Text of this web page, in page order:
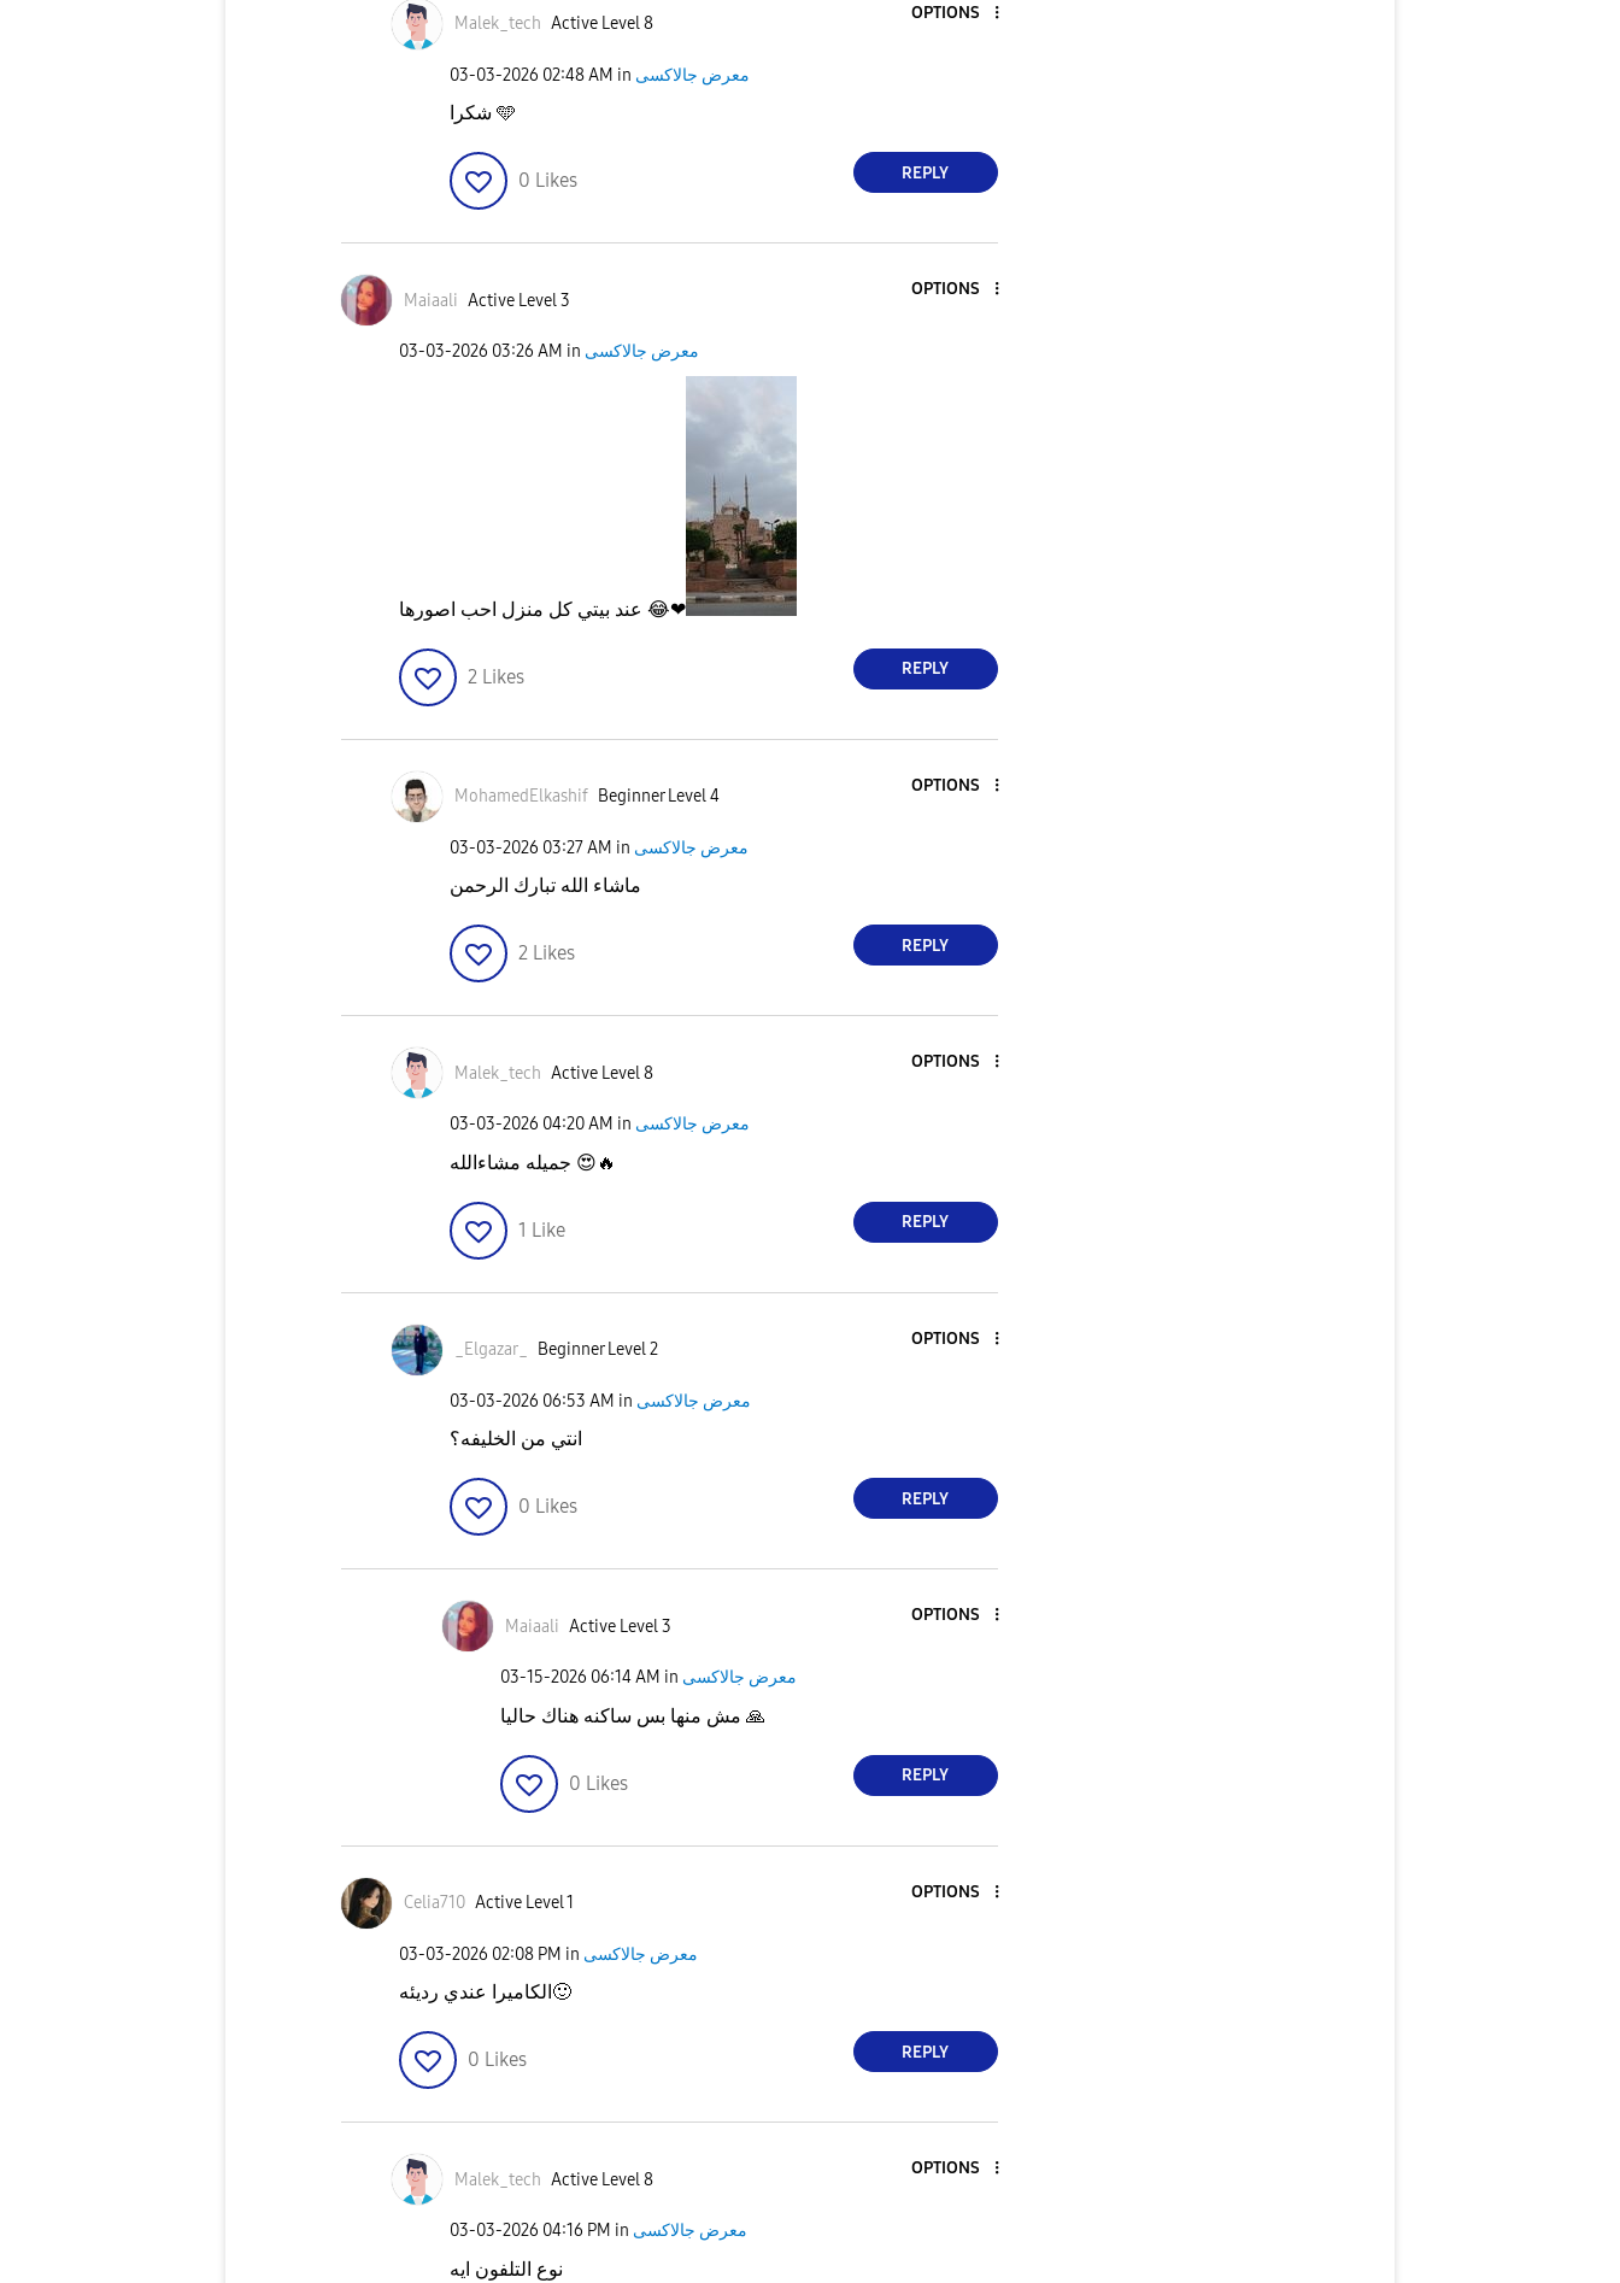
Malek_tech Active Level 8
OPTIONS
‎03-03-2026 02:48 AM in معرض جالاكسى
شكرا 🩵
0 Likes REPLY
Maiaali Active Level 3
OPTIONS
‎03-03-2026 03:26 AM in معرض جالاكسى
😂❤
2 Likes REPLY
MohamedElkashif Beginner Level 4
OPTIONS
‎03-03-2026 03:27 AM in معرض جالاكسى
ماشاء الله تبارك الرحمن
2 Likes REPLY
Malek_tech Active Level 8
OPTIONS
‎03-03-2026 04:20 AM in معرض جالاكسى
😍 🔥
1 Like REPLY
_Elgazar_ Beginner Level 2
OPTIONS
‎03-03-2026 06:53 AM in معرض جالاكسى
انتي من الخليفه؟
0 Likes REPLY
Maiaali Active Level 3
OPTIONS
‎03-15-2026 06:14 AM in معرض جالاكسى
🙏
0 Likes REPLY
Celia710 Active Level 1
OPTIONS
‎03-03-2026 02:08 PM in معرض جالاكسى
الكاميرا عندي رديئه 🙂
0 Likes REPLY
Malek_tech Active Level 8
OPTIONS
‎03-03-2026 04:16 PM in معرض جالاكسى
نوع التلفون ايه